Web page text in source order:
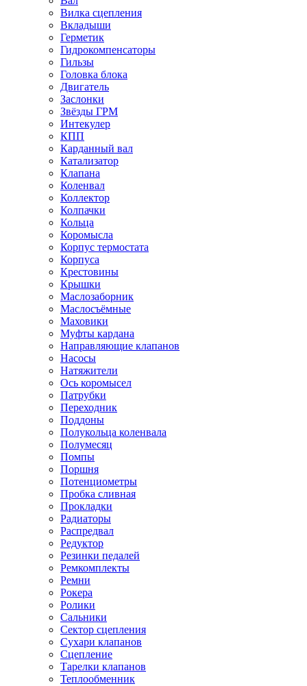
Вилка сцепления
Вкладыши
Герметик
Гидрокомпенсаторы
Гильзы
Головка блока
Двигатель
Заслонки
Звёзды ГРМ
Интекулер
КПП
Карданный вал
Катализатор
Клапана
Коленвал
Коллектор
Колпачки
Кольца
Коромысла
Корпус термостата
Корпуса
Крестовины
Крышки
Маслозаборник
Маслосъёмные
Маховики
Муфты кардана
Направляющие клапанов
Насосы
Натяжители
Ось коромысел
Патрубки
Переходник
Поддоны
Полукольца коленвала
Полумесяц
Помпы
Поршня
Потенциометры
Пробка сливная
Прокладки
Радиаторы
Распредвал
Редуктор
Резинки педалей
Ремкомплекты
Ремни
Рокера
Ролики
Сальники
Сектор сцепления
Сухари клапанов
Сцепление
Тарелки клапанов
Теплообменник